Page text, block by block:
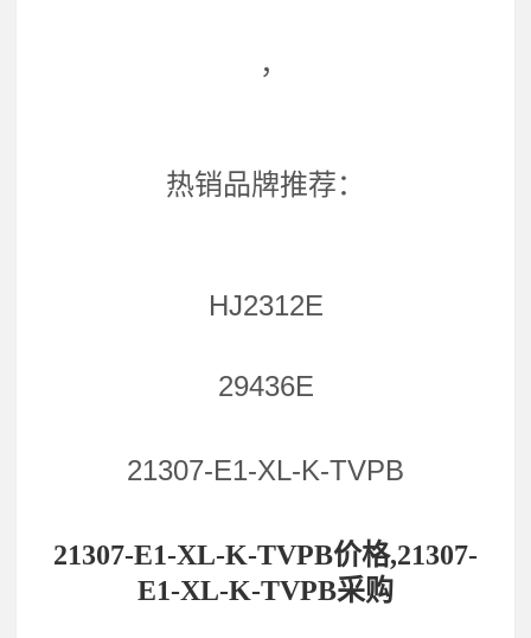
，
热销品牌推荐：
HJ2312E
29436E
21307-E1-XL-K-TVPB
21307-E1-XL-K-TVPB价格,21307-
E1-XL-K-TVPB采购